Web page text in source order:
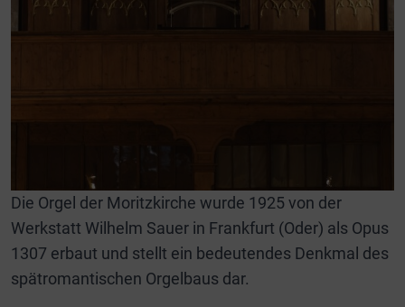
Die Orgel der Moritzkirche wurde 1925 von der
Werkstatt Wilhelm Sauer in Frankfurt (Oder) als Opus
1307 erbaut und stellt ein bedeutendes Denkmal des
spätromantischen Orgelbaus dar.